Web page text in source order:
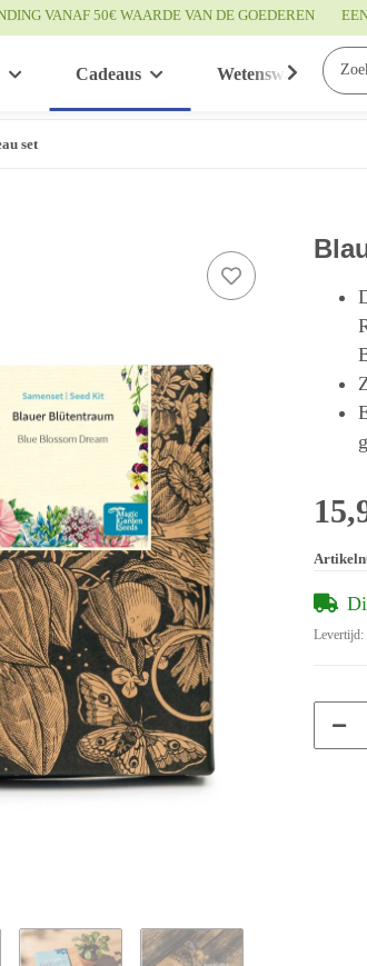
VANAF 50€ WAARDE VAN DE GOEDEREN
Cadeaus
set
Levertijd: